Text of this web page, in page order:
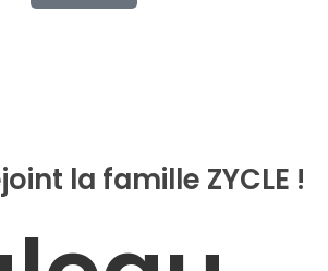
la famille ZYCLE !